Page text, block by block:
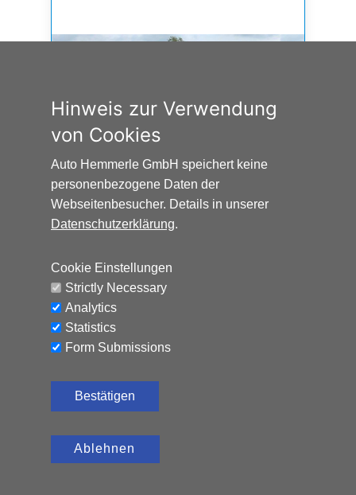
12.990€
Automatik
CO₂-Emissionen (kombiniert): 120 g/km, Kraftstoffverbrauch
Hinweis zur Verwendung
von Cookies
Auto Hemmerle GmbH speichert keine
personenbezogene Daten der
Webseitenbesucher. Details in unserer
Datenschutzerklärung.
Cookie Einstellungen
Strictly Necessary
Analytics
Statistics
Form Submissions
Bestätigen
Ablehnen